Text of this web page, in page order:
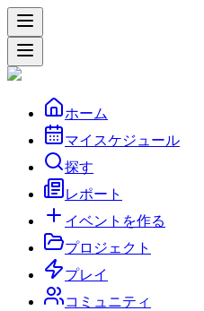
ホーム
マイスケジュール
探す
レポート
イベントを作る
プロジェクト
プレイ
コミュニティ